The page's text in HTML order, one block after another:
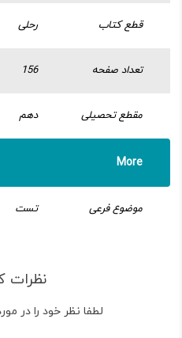
قطع کتاب رحلی
تعداد صفحه 156
مقطع تحصیلی دهم
More
موضوع فرعی تست
نظرات
لطفا نظر خود را در